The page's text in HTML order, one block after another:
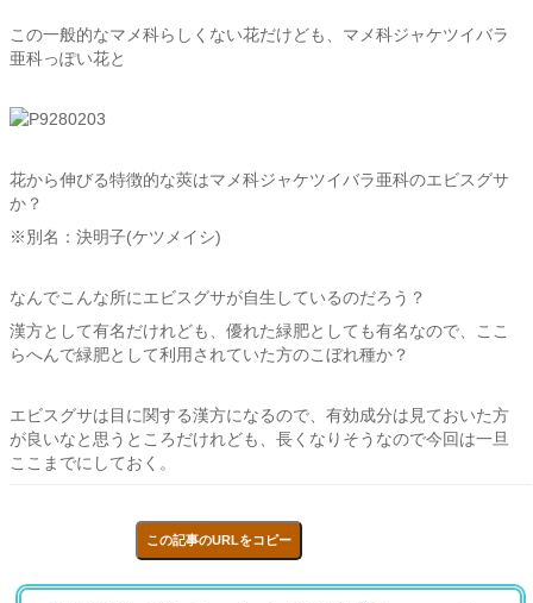
この一般的なマメ科らしくない花だけども、マメ科ジャケツイバラ
亜科っぽい花と
花から伸びる特徴的な莢はマメ科ジャケツイバラ亜科のエビスグサ
か？
※別名：決明子(ケツメイシ)
なんでこんな所にエビスグサが自生しているのだろう？
漢方として有名だけれども、優れた緑肥としても有名なので、ここ
らへんで緑肥として利用されていた方のこぼれ種か？
エビスグサは目に関する漢方になるので、有効成分は見ておいた方
が良いなと思うところだけれども、長くなりそうなので今回は一旦
ここまでにしておく。
この記事のURLをコピー